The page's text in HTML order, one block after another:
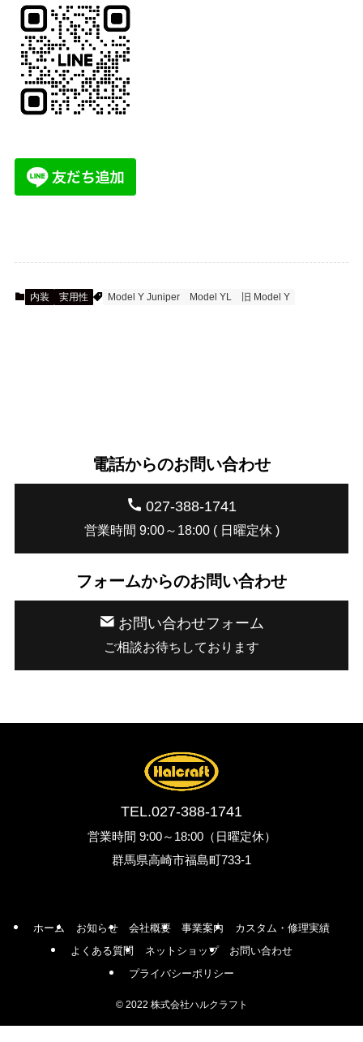
内装 実用性 Model Y Juniper Model YL 旧 Model Y
電話からのお問い合わせ
027-388-1741
営業時間 9:00～18:00 ( 日曜定休 )
フォームからのお問い合わせ
お問い合わせフォーム
ご相談お待ちしております
TEL.027-388-1741
営業時間 9:00～18:00（日曜定休）
群馬県高崎市福島町733-1
ホーム お知らせ 会社概要 事業案内
カスタム・修理実績
よくある質問
ネットショップ
お問い合わせ
プライバシーポリシー
©2022 株式会社ハルクラフト